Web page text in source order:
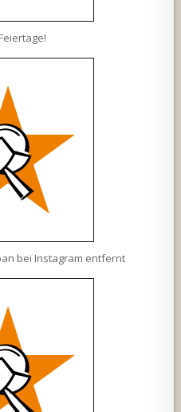
bei Instagram entfernt